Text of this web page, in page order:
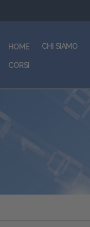
HOME CHI SIAMO
CORSI